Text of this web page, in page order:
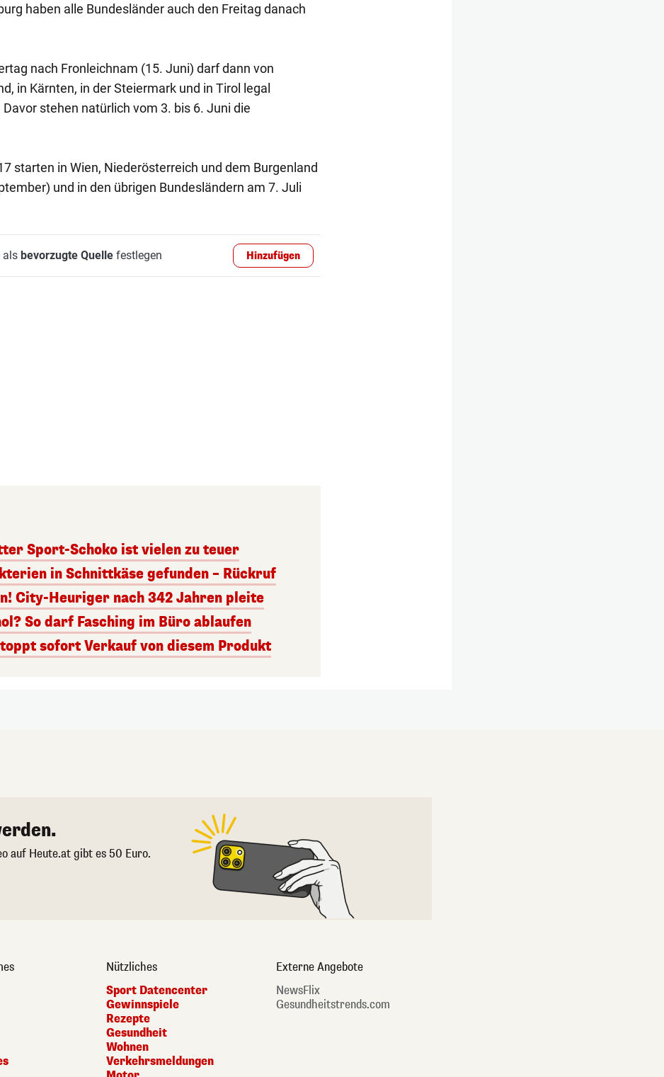
haben alle Bundesländer auch den Freitag danach
nach Fronleichnam (15. Juni) darf dann von
in Kärnten, in der Steiermark und in Tirol legal
stehen natürlich vom 3. bis 6. Juni die
starten in Wien, Niederösterreich und dem Burgenland
und in den übrigen Bundesländern am 7. Juli
als bevorzugte Quellefestlegen Hinzufügen
Sport-Schoko ist vielen zu teuer
in Schnittkäse gefunden – Rückruf
City-Heuriger nach 342 Jahren pleite
So darf Fasching im Büro ablaufen
sofort Verkauf von diesem Produkt
auf Heute.at gibt es 50 Euro.
Nützliches
Sport Datencenter
Gewinnspiele
Rezepte
Gesundheit
Wohnen
Verkehrsmeldungen
Externe Angebote
NewsFlix
Gesundheitstrends.com